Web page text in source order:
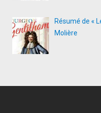
Résumé de «
Molière